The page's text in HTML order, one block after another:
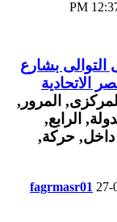
12:37
التوالى بشارع
الاتحادية
fagrmasr01 27-